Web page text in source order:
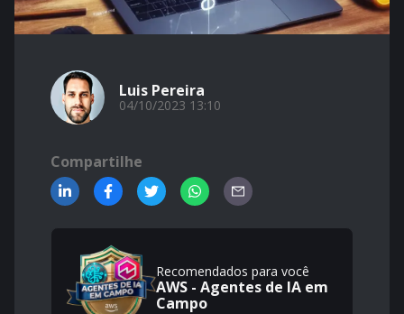
Luis Pereira
04/10/2023 13:10
Compartilhe
Recomendados para você
AWS - Agentes de IA em
Campo